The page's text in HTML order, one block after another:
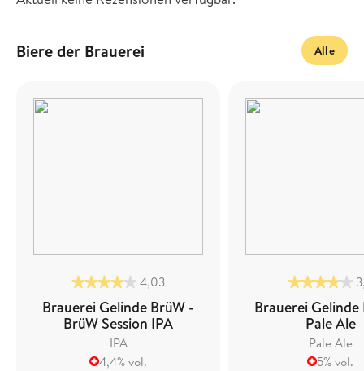
Biere der Brauerei Alle
4,03
Brauerei Gelinde BrüW -
BrüW Session IPA
IPA
4,4% vol.
Brauerei Gelinde
Pale Ale
Pale Ale
5% vol.